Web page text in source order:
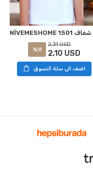
%9
2,31 USD
2,10 USD
اضف الى سلة التسوق